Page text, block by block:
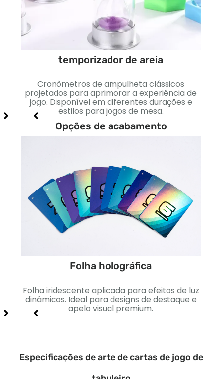
temporizador de areia
Cronômetros de ampulheta clássicos
projetados para aprimorar a experiência de
jogo. Disponível em diferentes durações e
estilos para jogos de mesa.
Opções de acabamento
Folha holográfica
Folha iridescente aplicada para efeitos de luz
dinâmicos. Ideal para designs de destaque e
apelo visual premium.
Especificações de arte de cartas de jogo de